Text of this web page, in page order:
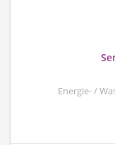
Energie- /